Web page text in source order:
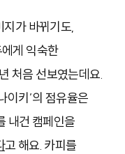
지가 바뀌기도,
게 익숙한
처음 선보였는데요.
이키’의 점유율은
내건 캠페인을
고 해요. 카피를